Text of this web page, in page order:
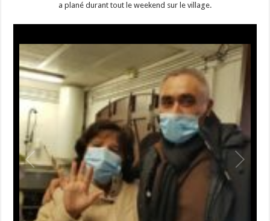
a plané durant tout le weekend sur le village.